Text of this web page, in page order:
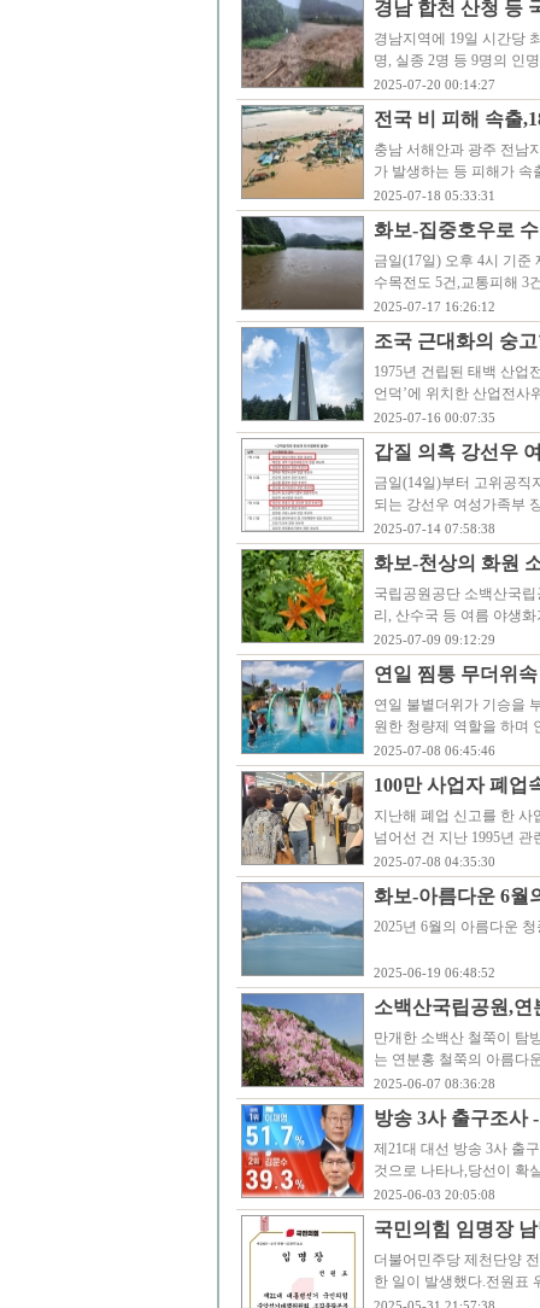
경남 합천 산청 등
경남지역에 19일 시간당
명, 실종 2명 등 9명의 인
2025-07-20 00:14:27
전국 비 피해 속출
충남 서해안과 광주 전남
가 발생하는 등 피해가
2025-07-18 05:33:31
화보-집중호우로
금일(17일) 오후 4시 기준
수목전도 5건,교통피해 3
2025-07-17 16:26:12
조국 근대화의 숭
1975년 건립된 태백 산업
언덕’에 위치한 산업전사
2025-07-16 00:07:35
갑질 의혹 강선우
금일(14일)부터 고위공직
되는 강선우 여성가족부
2025-07-14 07:58:38
화보-천상의 화원
국립공원공단 소백산국
리, 산수국 등 여름 야생
2025-07-09 09:12:29
연일 찜통 무더위
연일 불볕더위가 기승을
원한 청량제 역할을 하며
2025-07-08 06:45:46
100만 사업자 폐
지난해 폐업 신고를 한 사
넘어선 건 지난 1995년
2025-07-08 04:35:30
화보-아름다운 6월
2025년 6월의 아름다운
2025-06-19 06:48:52
소백산국립공원,연
만개한 소백산 철쭉이 탐
는 연분홍 철쭉의 아름다
2025-06-07 08:36:28
방송 3사 출구조사
제21대 대선 방송 3사 출
것으로 나타나,당선이 확
2025-06-03 20:05:08
국민의힘 임명장
더불어민주당 제천단양
한 일이 발생했다.전원표